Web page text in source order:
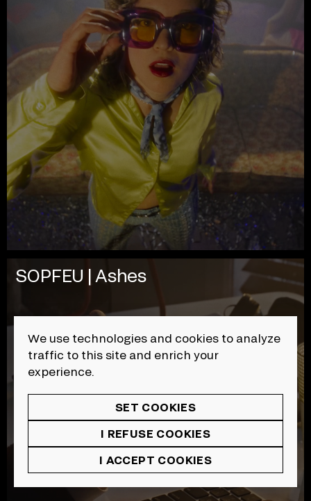
We use technologies and cookies to analyze
traffic to this site and enrich your
experience.
SET COOKIES
I REFUSE COOKIES
I ACCEPT COOKIES
SOPFEU | Ashes